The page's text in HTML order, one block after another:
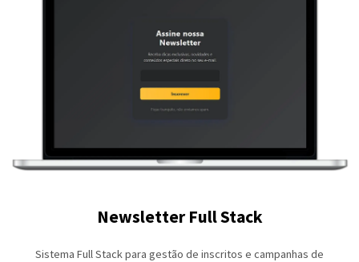
Newsletter Full Stack
Sistema Full Stack para gestão de inscritos e campanhas de